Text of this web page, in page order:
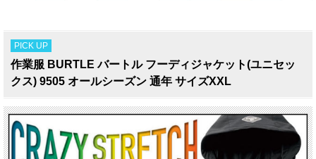
PICK UP
作業服 BURTLE バートル フーディジャケット(ユニセッ
クス) 9505 オールシーズン 通年 サイズXXL